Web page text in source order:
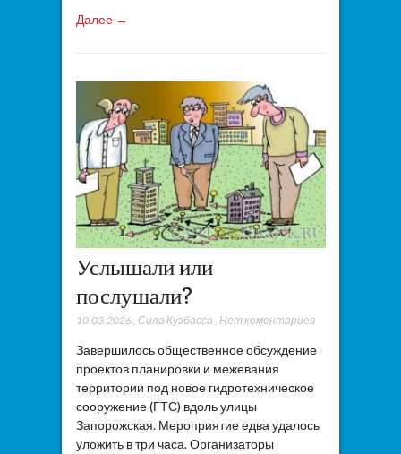
Далее →
Услышали или
послушали?
10.03.2026 , Сила Кузбасса , Нет коментариев
Завершилось общественное обсуждение
проектов планировки и межевания
территории под новое гидротехническое
сооружение (ГТС) вдоль улицы
Запорожская. Мероприятие едва удалось
уложить в три часа. Организаторы